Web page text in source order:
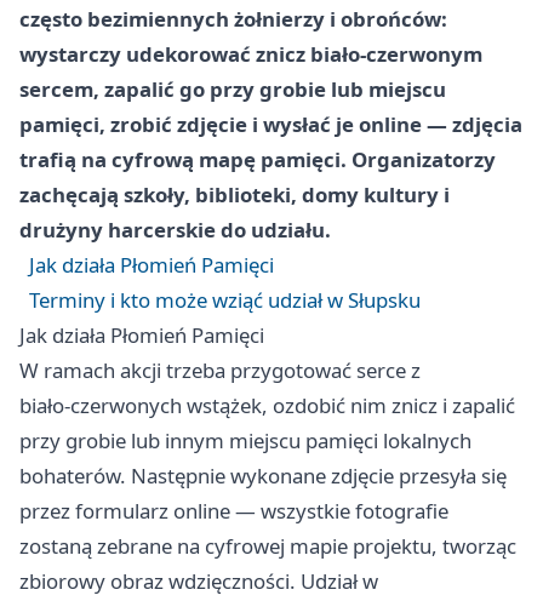
często bezimiennych żołnierzy i obrońców:
wystarczy udekorować znicz biało‑czerwonym
sercem, zapalić go przy grobie lub miejscu
pamięci, zrobić zdjęcie i wysłać je online — zdjęcia
trafią na cyfrową mapę pamięci. Organizatorzy
zachęcają szkoły, biblioteki, domy kultury i
drużyny harcerskie do udziału.
Jak działa Płomień Pamięci
Terminy i kto może wziąć udział w Słupsku
Jak działa Płomień Pamięci
W ramach akcji trzeba przygotować serce z
biało‑czerwonych wstążek, ozdobić nim znicz i zapalić
przy grobie lub innym miejscu pamięci lokalnych
bohaterów. Następnie wykonane zdjęcie przesyła się
przez formularz online — wszystkie fotografie
zostaną zebrane na cyfrowej mapie projektu, tworząc
zbiorowy obraz wdzięczności. Udział w